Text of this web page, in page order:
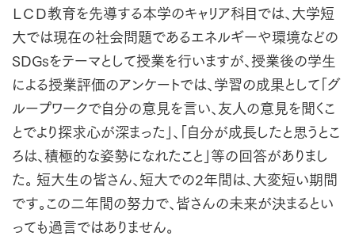
ＬＣＤ教育を先導する本学のキャリア科目では、大学短
大では現在の社会問題であるエネルギーや環境などの
SDGsをテーマとして授業を行いますが、授業後の学生
による授業評価のアンケートでは、学習の成果として「グ
ループワークで自分の意見を言い、友人の意見を聞くこ
とでより探求心が深まった」、「自分が成長したと思うとこ
ろは、積極的な姿勢になれたこと」等の回答がありまし
た。 短大生の皆さん、短大での2年間は、大変短い期間
です。この二年間の努力で、皆さんの未来が決まるとい
っても過言ではありません。